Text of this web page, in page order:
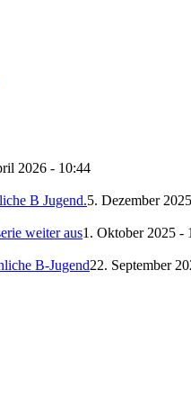
2026 - 10:44
B Jugend.5. Dezember
weiter aus1. Oktober 2025 -
B-Jugend22. September